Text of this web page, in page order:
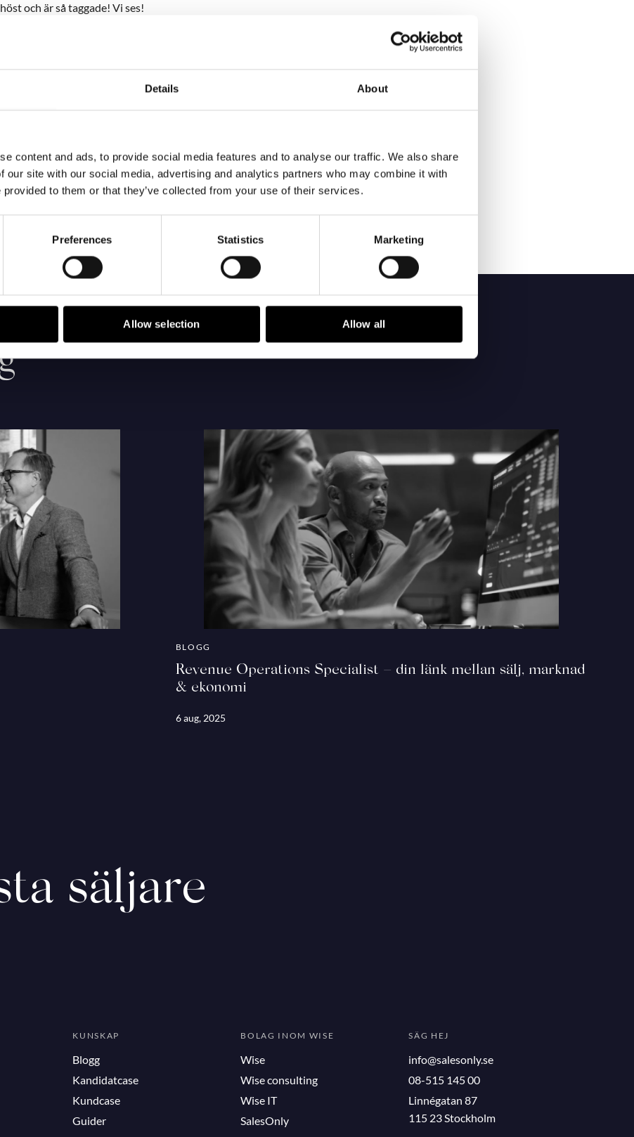
Details About
content and ads, to provide social media features and to analyse our traffic. We also share
our site with our social media, advertising and analytics partners who may combine it with
provided to them or that they’ve collected from your use of their services.
Preferences Statistics Marketing
Allow selection Allow all
och är så taggade! Vi ses!
2000 kandidater med
redo att hjälpa er med detta! Läs
BLOGG
Revenue Operations Specialist – din länk mellan sälj, marknad
& ekonomi
6 aug, 2025
säljare
KUNSKAP
Blogg
Kandidatcase
Kundcase
Guider
BOLAG INOM WISE
Wise
Wise consulting
Wise IT
SalesOnly
SÄG HEJ
info@salesonly.se
08-515 145 00
Linnégatan 87
115 23 Stockholm